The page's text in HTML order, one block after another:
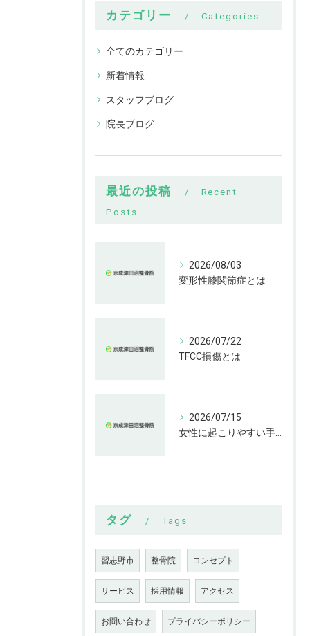
カテゴリー Categories
全てのカテゴリー
新着情報
スタッフブログ
院長ブログ
最近の投稿
Recent
Posts
2026/08/03
変形性膝関節症とは
2026/07/22
TFCC損傷とは
2026/07/15
タグ Tags
習志野市 整骨院 コンセプト
サービス 採用情報 アクセス
お問い合わせ プライバシーポリシー